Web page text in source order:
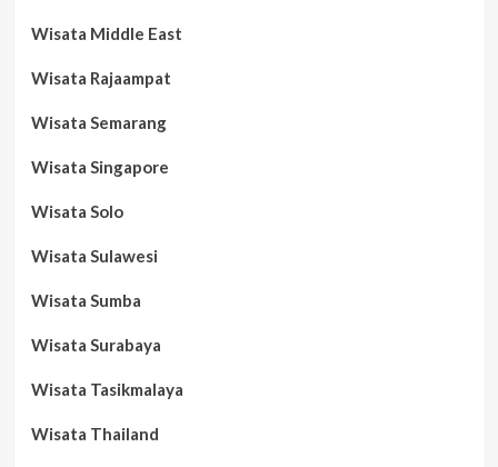
Wisata Middle East
Wisata Rajaampat
Wisata Semarang
Wisata Singapore
Wisata Solo
Wisata Sulawesi
Wisata Sumba
Wisata Surabaya
Wisata Tasikmalaya
Wisata Thailand